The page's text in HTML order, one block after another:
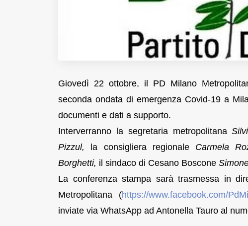
Giovedì 22 ottobre, il PD Milano
seconda ondata di emergenza Covid-19 a
documenti e dati a supporto.
Interverranno la segretaria metropolitana
Pizzul, la consigliera regionale Carmela
Borghetti, il sindaco di Cesano Boscone
La conferenza stampa sarà trasmessa in
Metropolitana (https://www.facebook.com/
inviate via WhatsApp ad Antonella Tauro al